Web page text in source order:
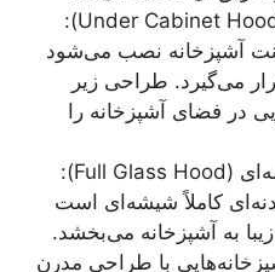
هود آلتون روکشی (Under Cabinet Hood):
آشپزخانه نصب می‌شود
می‌گیرد. طراحی زیر
در فضای آشپزخانه را
هود آلتون تمام شیشه‌ای (Full Glass Hood):
کاملاً شیشه‌ای است
به آشپزخانه می‌بخشد.
با طراحی مدرن